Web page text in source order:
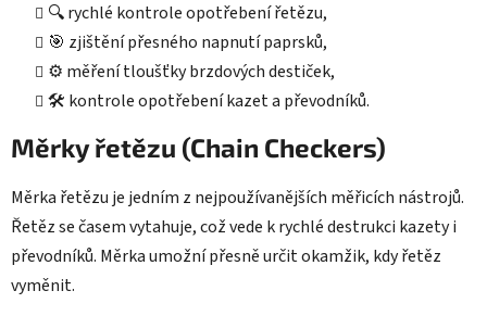
🔍 rychlé kontrole opotřebení řetězu,
🎯 zjištění přesného napnutí paprsků,
⚙️ měření tloušťky brzdových destiček,
🛠️ kontrole opotřebení kazet a převodníků.
Měrky řetězu (Chain Checkers)
Měrka řetězu je jedním z nejpoužívanějších měřicích nástrojů.
Řetěz se časem vytahuje, což vede k rychlé destrukci kazety i
převodníků. Měrka umožní přesně určit okamžik, kdy řetěz
vyměnit.